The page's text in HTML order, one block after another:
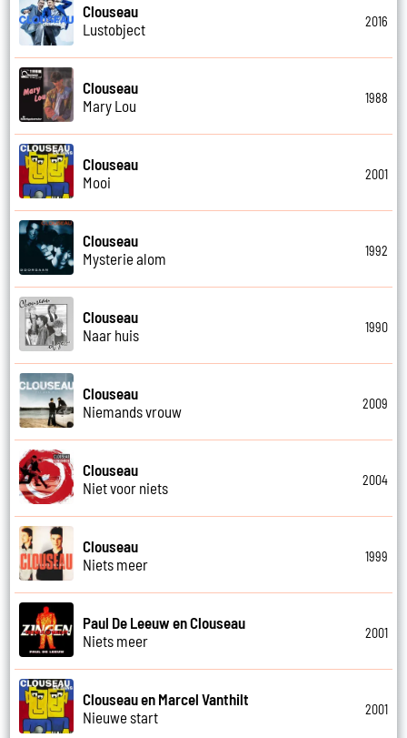
Clouseau
Lustobject
2016
Clouseau
Mary Lou
1988
Clouseau
Mooi
2001
Clouseau
Mysterie alom
1992
Clouseau
Naar huis
1990
Clouseau
Niemands vrouw
2009
Clouseau
Niet voor niets
2004
Clouseau
Niets meer
1999
Paul De Leeuw en Clouseau
Niets meer
2001
Clouseau en Marcel Vanthilt
Nieuwe start
2001